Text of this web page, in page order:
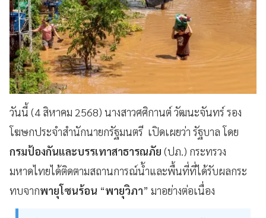
วันนี้ (4 สิหาคม 2568) นางสาวศศิกานต์ วัฒนะจันทร์ รอง
โฆษกประจำสำนักนายกรัฐมนตรี เปิดเผยว่า รัฐบาล โดย
กรมป้องกันและบรรเทาสาธารณภัย (ปภ.) กระทรวง
มหาดไทยได้ติดตามสถานการณ์น้ำและพื้นที่ที่ได้รับผลกระ
ทบจากพายุโซนร้อน “พายุวิภา” มาอย่างต่อเนื่อง